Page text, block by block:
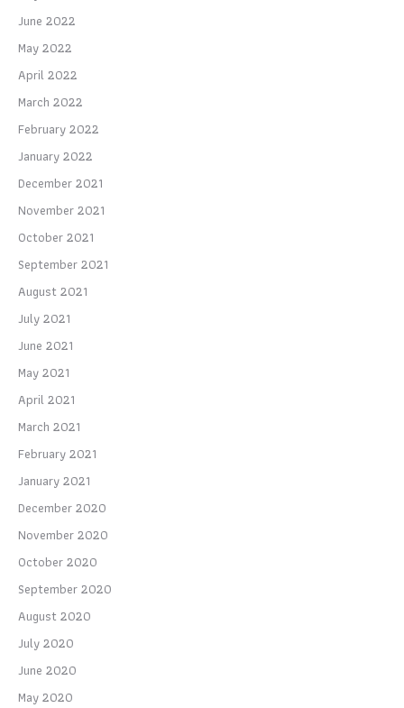
June 2022
May 2022
April 2022
March 2022
February 2022
January 2022
December 2021
November 2021
October 2021
September 2021
August 2021
July 2021
June 2021
May 2021
April 2021
March 2021
February 2021
January 2021
December 2020
November 2020
October 2020
September 2020
August 2020
July 2020
June 2020
May 2020